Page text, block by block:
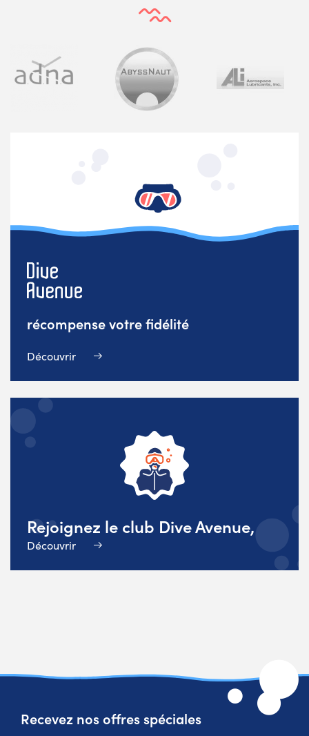
récompense votre fidélité
Découvrir
Rejoignez le club Dive Avenue,
Découvrir
Recevez nos offres spéciales